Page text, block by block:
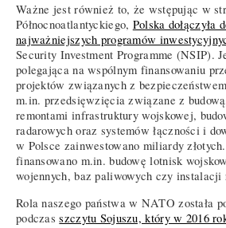
Ważne jest również to, że wstępując w
Północnoatlantyckiego, Polska dołączyła
najważniejszych programów
Security Investment Programme (NSIP).
polegająca na wspólnym finansowaniu
projektów związanych z
m.in. przedsięwzięcia związane z
remontami infrastruktury wojskowej,
radarowych oraz systemów łączności i
w Polsce zainwestowano miliardy
finansowano m.in. budowę lotnisk
wojennych, baz paliwowych czy instalacji
Rola naszego państwa w NATO została
podczasszczytu Sojuszu, który w 2016